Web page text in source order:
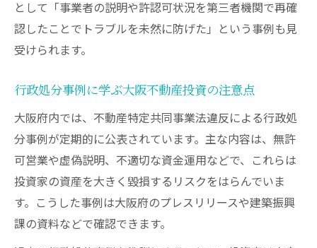
として「事業者の説明や許認可状況を第三者機関で再確
認したことでトラブルを未然に防げた」という事例も見
受けられます。
行政処分事例に学ぶ大阪不動産投資の注意点
大阪府内では、不動産特定共同事業法違反による行政処
分事例が定期的に公表されています。主な内容は、無許
可営業や虚偽説明、不適切な資金運用などで、これらは
投資家の資産を大きく毀損するリスクをはらんでいま
す。こうした事例は大阪府のプレスリリースや建築振興
課の資料などで確認できます。